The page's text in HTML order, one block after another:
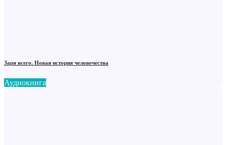
Заря всего. Новая история человечества
Аудиокнига